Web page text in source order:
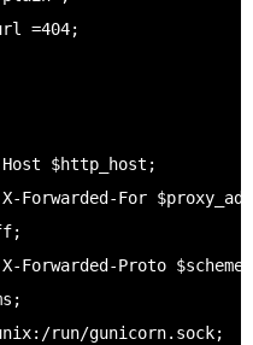
=404;
$http_host;
Forwarded-For
Forwarded-Proto $scheme
run/gunicorn.sock;